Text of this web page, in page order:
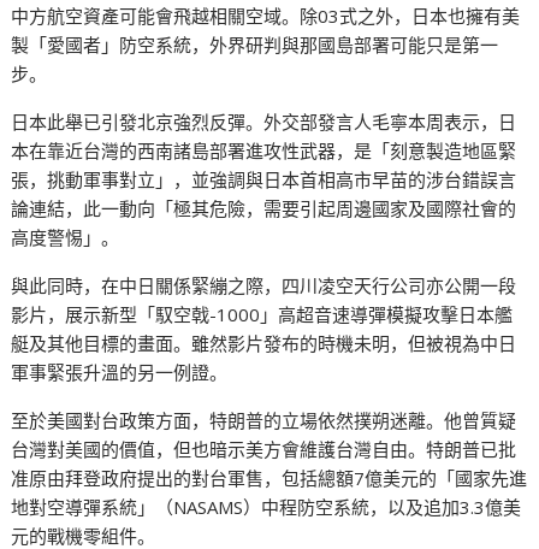
中方航空資產可能會飛越相關空域。除03式之外，日本也擁有美
製「愛國者」防空系統，外界研判與那國島部署可能只是第一
步。
日本此舉已引發北京強烈反彈。外交部發言人毛寧本周表示，日
本在靠近台灣的西南諸島部署進攻性武器，是「刻意製造地區緊
張，挑動軍事對立」，並強調與日本首相高市早苗的涉台錯誤言
論連結，此一動向「極其危險，需要引起周邊國家及國際社會的
高度警惕」。
與此同時，在中日關係緊繃之際，四川凌空天行公司亦公開一段
影片，展示新型「馭空戟-1000」高超音速導彈模擬攻擊日本艦
艇及其他目標的畫面。雖然影片發布的時機未明，但被視為中日
軍事緊張升溫的另一例證。
至於美國對台政策方面，特朗普的立場依然撲朔迷離。他曾質疑
台灣對美國的價值，但也暗示美方會維護台灣自由。特朗普已批
准原由拜登政府提出的對台軍售，包括總額7億美元的「國家先進
地對空導彈系統」（NASAMS）中程防空系統，以及追加3.3億美
元的戰機零組件。